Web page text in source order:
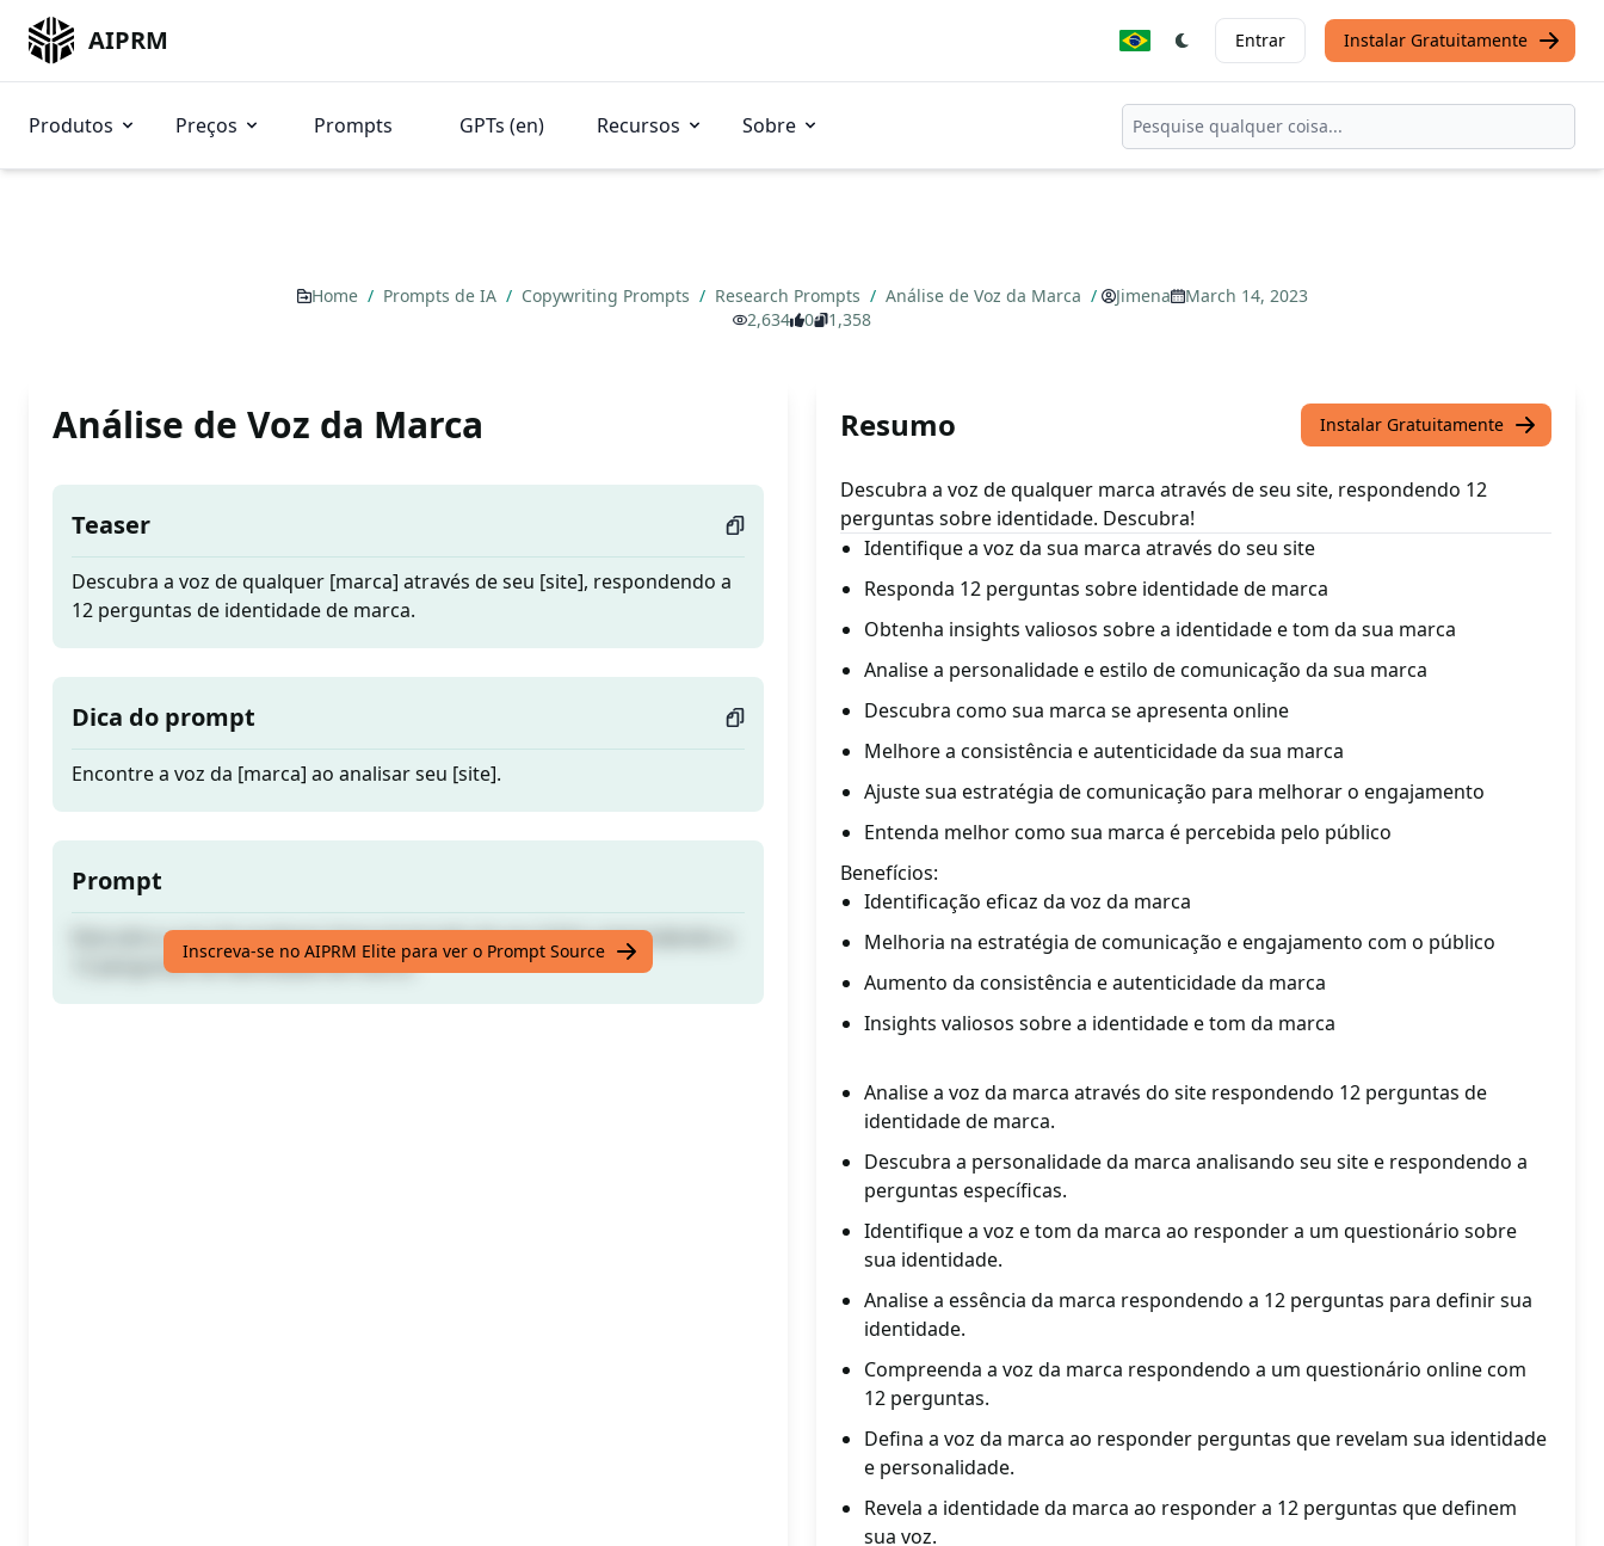
AIPRM Entrar Instalar Gratuitamente
Produtos Preços Prompts GPTs (en) Recursos Sobre
Home / Prompts de IA / Copywriting Prompts / Research Prompts / Análise de Voz da Marca / Jimena
March 14, 2023
2,634
0 1,358
Análise de Voz da Marca
Teaser
Descubra a voz de qualquer [marca] através de seu [site], respondendo a
12 perguntas de identidade de marca.
Dica do prompt
Encontre a voz da [marca] ao analisar seu [site].
Prompt
Descubra a voz de qualquer [marca] através de seu [site], respondendo a
12 perguntas de identidade de marca.
Inscreva-se no AIPRM Elite para ver o Prompt Source
Resumo Instalar Gratuitamente
Descubra a voz de qualquer marca através de seu site, respondendo 12
perguntas sobre identidade. Descubra!
Identifique a voz da sua marca através do seu site
Responda 12 perguntas sobre identidade de marca
Obtenha insights valiosos sobre a identidade e tom da sua marca
Analise a personalidade e estilo de comunicação da sua marca
Descubra como sua marca se apresenta online
Melhore a consistência e autenticidade da sua marca
Ajuste sua estratégia de comunicação para melhorar o engajamento
Entenda melhor como sua marca é percebida pelo público
Benefícios:
Identificação eficaz da voz da marca
Melhoria na estratégia de comunicação e engajamento com o público
Aumento da consistência e autenticidade da marca
Insights valiosos sobre a identidade e tom da marca
Analise a voz da marca através do site respondendo 12 perguntas de
identidade de marca.
Descubra a personalidade da marca analisando seu site e respondendo a
perguntas específicas.
Identifique a voz e tom da marca ao responder a um questionário sobre
sua identidade.
Analise a essência da marca respondendo a 12 perguntas para definir sua
identidade.
Compreenda a voz da marca respondendo a um questionário online com
12 perguntas.
Defina a voz da marca ao responder perguntas que revelam sua identidade
e personalidade.
Revela a identidade da marca ao responder a 12 perguntas que definem
sua voz.